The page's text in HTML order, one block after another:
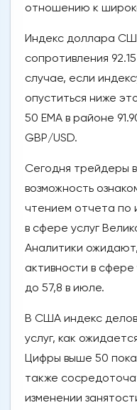
отношению к
Индекс доллара
сопротивления
случае, если
опуститься ниже
50 EMA в районе
GBP/USD.
Сегодня трейдеры
возможность
чтением отчета по
в сфере услуг
Аналитики
активности в сфере
до 57,8 в июле.
В США индекс
услуг, как
Цифры выше 50
также
изменении